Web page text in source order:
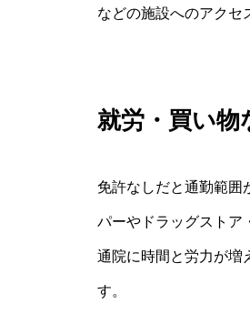
などの施設へのアクセ
就労・買い物
免許なしだと通勤範囲
パーやドラッグストア
通院に時間と労力が増
す。